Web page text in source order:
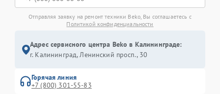
Отправляя заявку на ремонт техники Beko, Вы соглашаетесь с
Политикой конфиденциальности
Адрес сервисного центра Beko в Калининграде:
г. Калининград, Ленинский просп., 30
Горячая линия
+7 (800) 301-55-83